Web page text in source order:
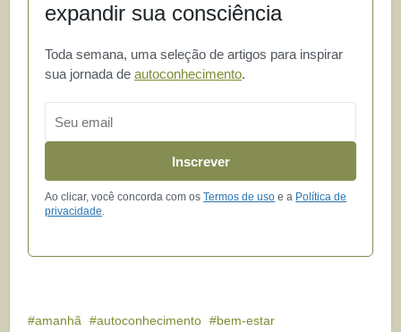
expandir sua consciência
Toda semana, uma seleção de artigos para inspirar
sua jornada deautoconhecimento.
Inscrever
Ao clicar, você concorda com osTermos de uso e a Política de
privacidade.
amanhã autoconhecimento
bem-estar